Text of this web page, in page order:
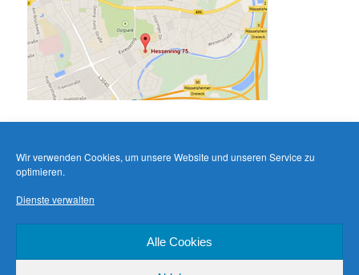
Wir verwenden Cookies, um unsere Website und unseren Service zu
optimieren.
Dienste verwalten
Alle Cookies